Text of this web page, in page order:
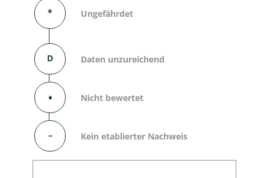
* Ungefährdet
D Daten unzureichend
⬧ Nicht bewertet
– Kein etablierter Nachweis